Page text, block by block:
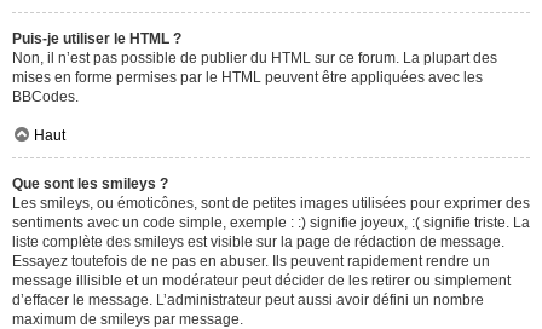
Puis-je utiliser le HTML ?
Non, il n’est pas possible de publier du HTML sur ce forum. La plupart des
mises en forme permises par le HTML peuvent être appliquées avec les
BBCodes.
Haut
Que sont les smileys ?
Les smileys, ou émoticônes, sont de petites images utilisées pour exprimer des
sentiments avec un code simple, exemple : :) signifie joyeux, :( signifie triste. La
liste complète des smileys est visible sur la page de rédaction de message.
Essayez toutefois de ne pas en abuser. Ils peuvent rapidement rendre un
message illisible et un modérateur peut décider de les retirer ou simplement
d’effacer le message. L’administrateur peut aussi avoir défini un nombre
maximum de smileys par message.